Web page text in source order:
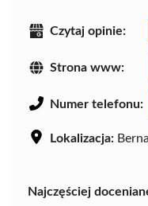
Czytaj opinie:
Strona www:
Numer telefonu:
Lokalizacja:
Najczęściej